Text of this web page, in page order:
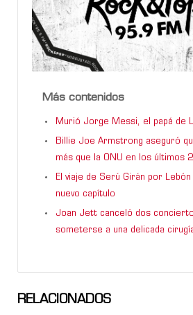
Más contenidos
Murió Jorge Messi, el papá de
Billie Joe Armstrong aseguró
más que la ONU en los últimos
El viaje de Serú Girán por Lebón
nuevo capítulo
Joan Jett canceló dos
someterse a una delicada
RELACIONADOS